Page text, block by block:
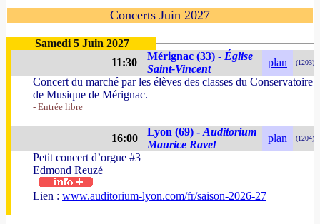
Concerts Juin 2027
Samedi 5 Juin 2027
11:30
Mérignac (33) - Église
Saint-Vincent
plan (1203)
Concert du marché par les élèves des classes du Conservatoire
de Musique de Mérignac.
- Entrée libre
16:00
Lyon (69) - Auditorium
Maurice Ravel
plan (1204)
Petit concert d’orgue #3
Edmond Reuzé
Lien : www.auditorium-lyon.com/fr/saison-2026-27